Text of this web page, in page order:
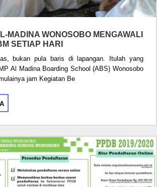
MADINA WONOSOBO MENGAWALI
SETIAP HARI
bukan pula baris di lapangan. Itulah yang
Al Madina Boarding School (ABS) Wonosobo
jam Kegiatan Be